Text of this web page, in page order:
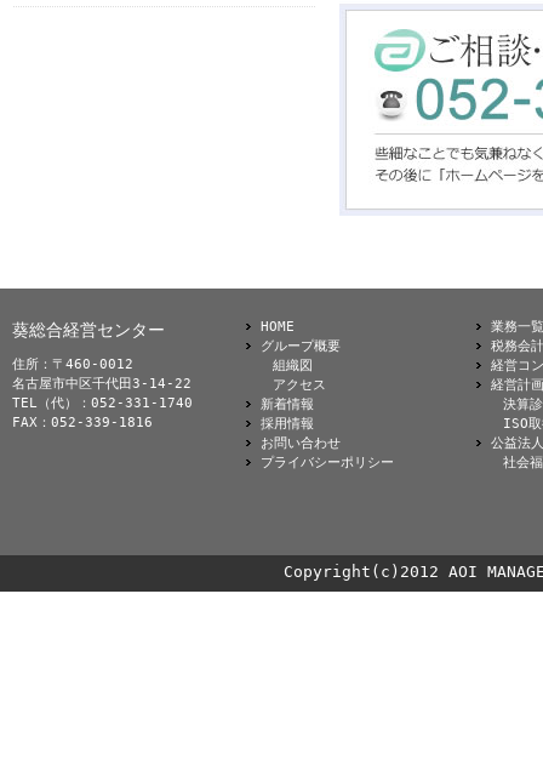
葵総合経営センター
住所：〒460-0012
名古屋市中区千代田3-14-22
TEL（代）：052-331-1740
FAX：052-339-1816
HOME
グループ概要
組織図
アクセス
新着情報
採用情報
お問い合わせ
プライバシーポリシー
業務一覧
税務会計
経営コ
経営計画
決算
ISO
公益法
社会
Copyright(c)2012 AOI